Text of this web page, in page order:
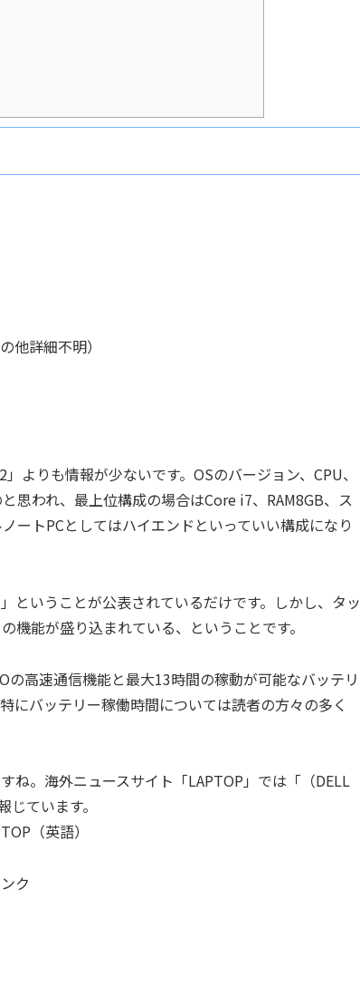
詳細不明）
よりも情報が少ないです。OSのバージョン、CPU、
思われ、最上位構成の場合はCore i7、RAM8GB、ス
ートPCとしてはハイエンドといっていい構成になり
ということが公表されているだけです。しかし、タッ
能が盛り込まれている、ということです。
高速通信機能と最大13時間の稼動が可能なバッテリ
にバッテリー稼働時間については読者の方々の多く
ね。海外ニュースサイト「LAPTOP」では「（DELL
ています。
（英語）
ク